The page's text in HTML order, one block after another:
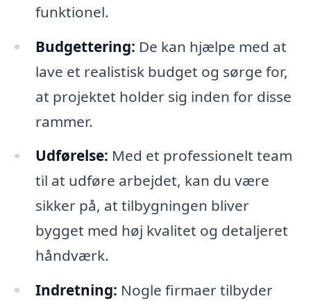
funktionel.
Budgettering: De kan hjælpe med at
lave et realistisk budget og sørge for,
at projektet holder sig inden for disse
rammer.
Udførelse: Med et professionelt team
til at udføre arbejdet, kan du være
sikker på, at tilbygningen bliver
bygget med høj kvalitet og detaljeret
håndværk.
Indretning: Nogle firmaer tilbyder